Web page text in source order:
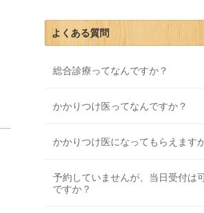
よくある質問
総合診療ってなんですか？
かかりつけ医ってなんですか？
かかりつけ医になってもらえます
予約していませんが、当日受付は
ですか？